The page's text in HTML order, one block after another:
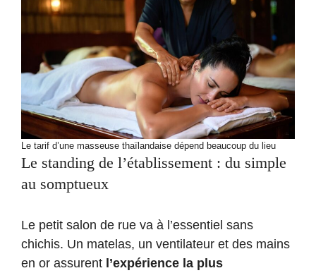
Le tarif d’une masseuse thaïlandaise dépend beaucoup du lieu
Le standing de l’établissement : du simple
au somptueux
Le petit salon de rue va à l’essentiel sans
chichis. Un matelas, un ventilateur et des mains
en or assurent l’expérience la plus